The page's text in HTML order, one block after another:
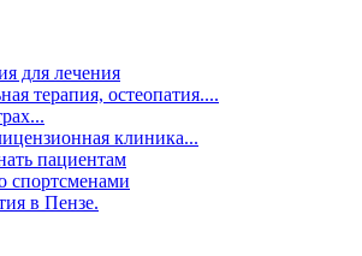
для лечения
терапия, остеопатия....
клиника...
пациентам
спортсменами
в Пензе.